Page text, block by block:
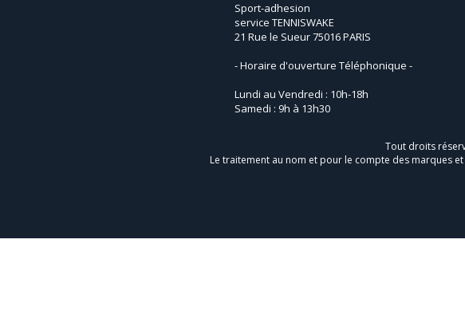
Sport-adhesion
service TENNISWAKE
21 Rue le Sueur 75016 PARIS
- Horaire d'ouverture Téléphonique -
Lundi au Vendredi : 10h-18h
Samedi : 9h à 13h30
Tout droits
Le traitement au nom et pour le compte des marques